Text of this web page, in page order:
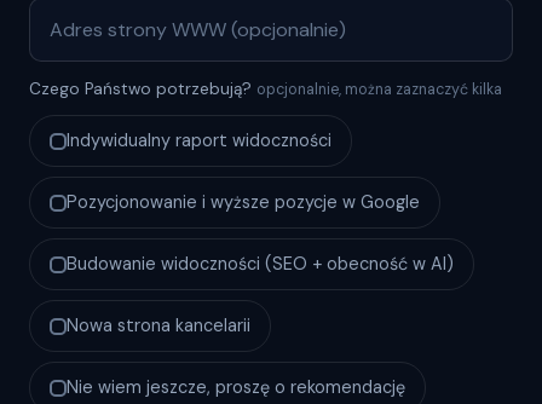
Czego Państwo potrzebują? opcjonalnie, można zaznaczyć kilka
Indywidualny raport widoczności
Pozycjonowanie i wyższe pozycje w Google
Budowanie widoczności (SEO + obecność w AI)
Nowa strona kancelarii
Nie wiem jeszcze, proszę o rekomendację